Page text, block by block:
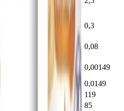
0,3
0,08
0,00149
0,0149
119
85